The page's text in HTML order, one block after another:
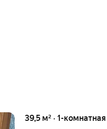
39,5 м² · 1-